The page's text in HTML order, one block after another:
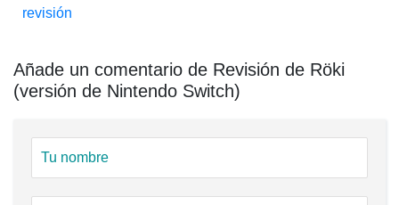
revisión
Añade un comentario de Revisión de Röki
(versión de Nintendo Switch)